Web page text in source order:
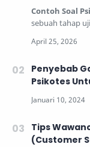
Contoh Soal
sebuah tahap
Penyebab
Psikotes
Tips
(Customer